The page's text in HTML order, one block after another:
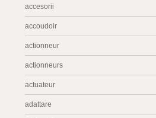
accesorii
accoudoir
actionneur
actionneurs
actuateur
adattare